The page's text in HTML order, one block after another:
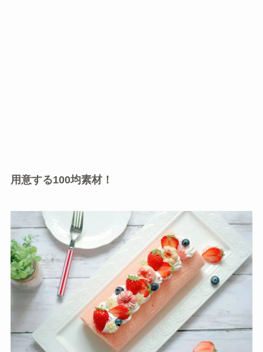
用意する100均素材！